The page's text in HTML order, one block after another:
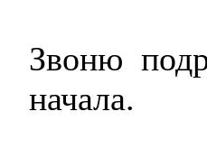
Звоню
начала.